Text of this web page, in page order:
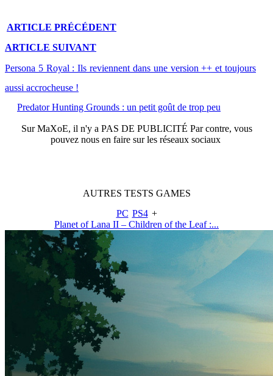
ARTICLE PRÉCÉDENT
ARTICLE SUIVANT
Persona 5 Royal : Ils reviennent dans une version ++ et toujours
aussi accrocheuse !
Predator Hunting Grounds : un petit goût de trop peu
SurMaXoE, il n'y a PAS DE PUBLICITÉ Par contre, vous
pouvez nous en faire sur les réseaux sociaux
AUTRES TESTS GAMES
PC PS4 +
Planet of Lana II – Children of the Leaf :...